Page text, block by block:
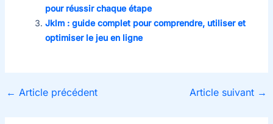
pour réussir chaque étape
Jklm : guide complet pour comprendre, utiliser et
optimiser le jeu en ligne
← Article précédent Article suivant →